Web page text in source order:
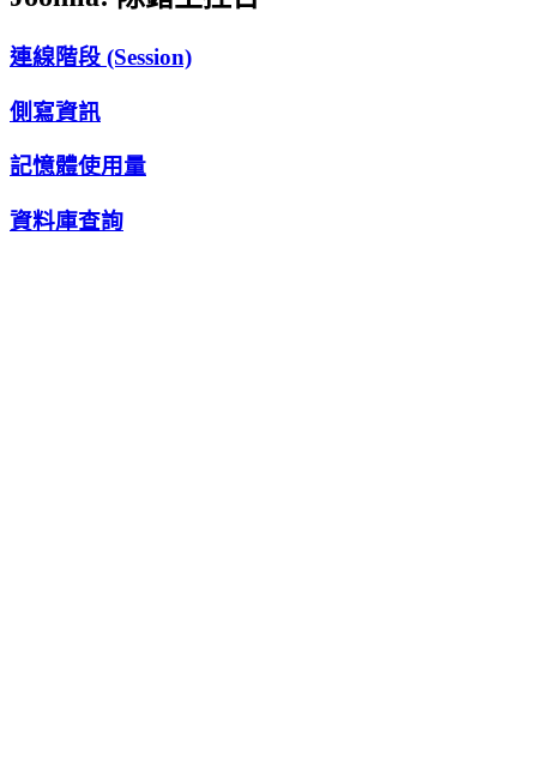
連線階段 (Session)
側寫資訊
記憶體使用量
資料庫查詢